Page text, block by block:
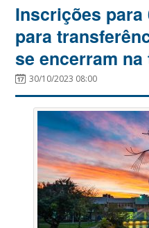
Inscrições para
para
se encerram na
30/10/2023 08:00